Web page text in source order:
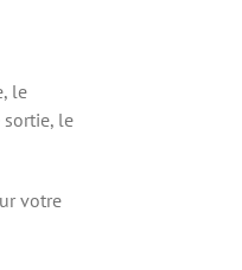
le
le
votre